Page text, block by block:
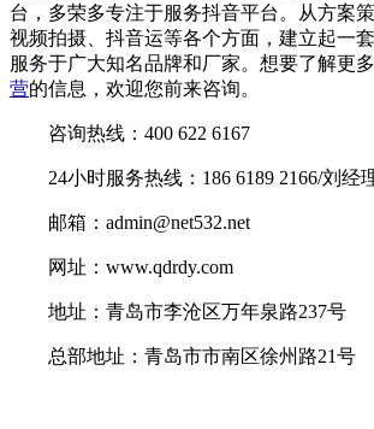
台，多荣多专注于服务抖音平台。从方案
视频拍摄、抖音运等各个方面，建立起一
服务于广大知名品牌和厂家。想要了解更
营的信息，欢迎您前来咨询。
咨询热线：400 622 6167
24小时服务热线：186 6189 2166/刘经
邮箱：admin@net532.net
网址：www.qdrdy.com
地址：青岛市李沧区万年泉路237号
总部地址：青岛市市南区徐州路21号